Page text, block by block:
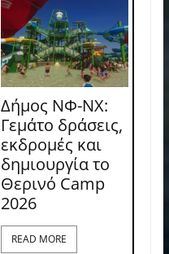
Δήμος ΝΦ-ΝΧ:
Γεμάτο δράσεις,
εκδρομές και
δημιουργία το
Θερινό Camp
2026
READ MORE